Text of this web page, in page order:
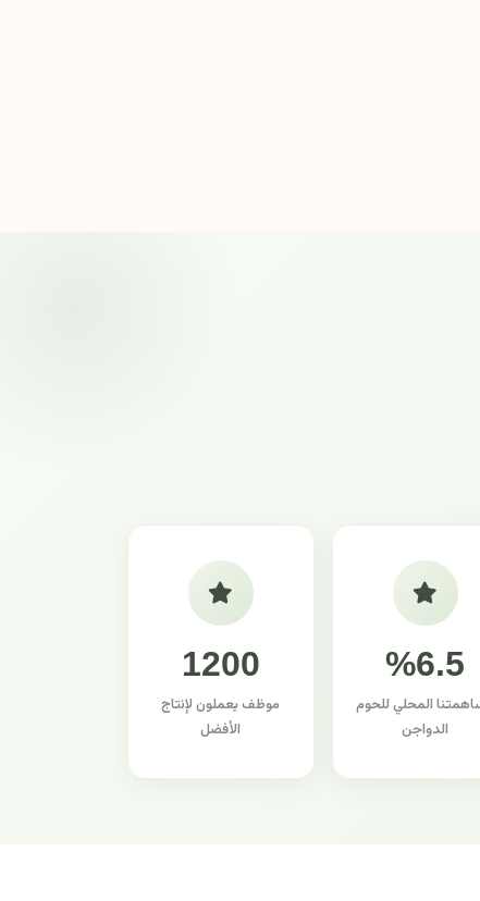
%6.5
المحلي للحوم
الدواجن
1200
موظف يعملون لإنتاج
الأفضل